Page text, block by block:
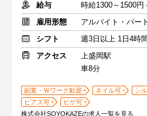
給与
時給1300～1500
雇用形態
アルバイト・パート
シフト
週3日以上 1日4時
アクセス
上盛岡駅
車8分
副業・Ｗワーク歓迎 ネイル可
シ
ピアス可
ヒゲ可
株式会社SOYOKAZEの求人一覧を見る